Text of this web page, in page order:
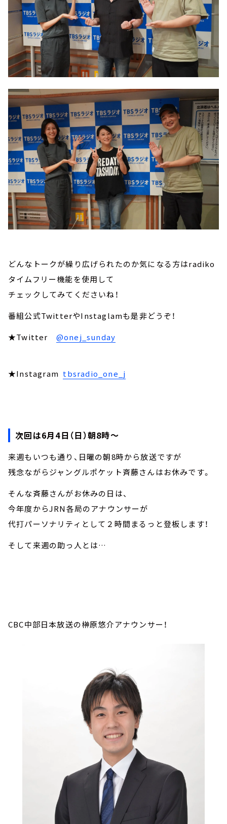
どんなトークが繰り広げられたのか気になる方はradiko
タイムフリー機能を使用して
チェックしてみてくださいね！
番組公式TwitterやInstaglamも是非どうぞ！
★Twitter @onej_sunday
★Instagram tbsradio_one_j
次回は6月4日（日）朝8時～
来週もいつも通り、日曜の朝8時から放送ですが
残念ながらジャングルポケット斉藤さんはお休みです。
そんな斉藤さんがお休みの日は、
今年度からJRN各局のアナウンサーが
代打パーソナリティとして２時間まるっと登板します！
そして来週の助っ人とは…
CBC中部日本放送の榊󠄀原悠介アナウンサー！